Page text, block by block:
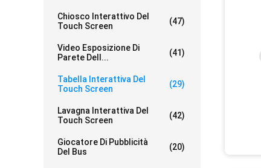
Chiosco Interattivo Del
Touch Screen
(47)
Video Esposizione Di
Parete Dell...
(41)
Tabella Interattiva Del
Touch Screen
(29)
Lavagna Interattiva Del
Touch Screen
(42)
Giocatore Di Pubblicità
Del Bus
(20)